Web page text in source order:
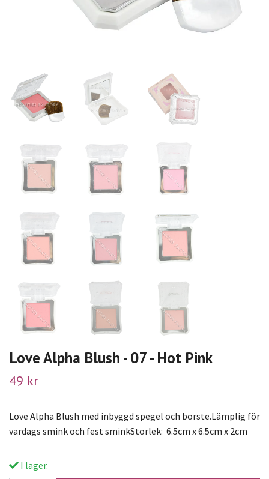
Love Alpha Blush - 07 - Hot Pink
49 kr
Love Alpha Blush med inbyggd spegel och borste.Lämplig för
vardags smink och fest sminkStorlek: 6.5cm x 6.5cm x 2cm
I lager.